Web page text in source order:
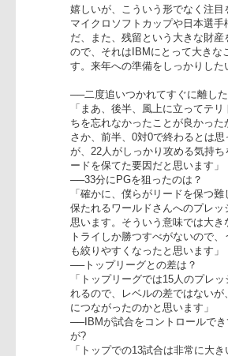
──どんな準備を?
「神戸戦が終わって、ワール
より、今年トップリーグで
ったクォリティを高めようと
て正解だったかと思います。
いましたし、もう一つ、力
ありますが」
○高忠伸キャプテン
「勝てて良かった。本当に
せん。沢山のファンの皆様、
嬉しいが、こういう形でなく
マイクロソフトカップや日本
だ、また、残留という大き
ので、それはIBMにとって大
す。来年への準備をしっかり
──二度追いつかれてすぐに
「まあ、後半、風上に立っ
ちを忘れなかったことが良か
さか、前半、0対0で終わる